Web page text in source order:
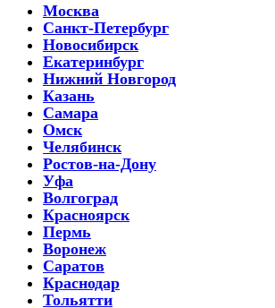
Москва
Санкт-Петербург
Новосибирск
Екатеринбург
Нижний Новгород
Казань
Самара
Омск
Челябинск
Ростов-на-Дону
Уфа
Волгоград
Красноярск
Пермь
Воронеж
Саратов
Краснодар
Тольятти